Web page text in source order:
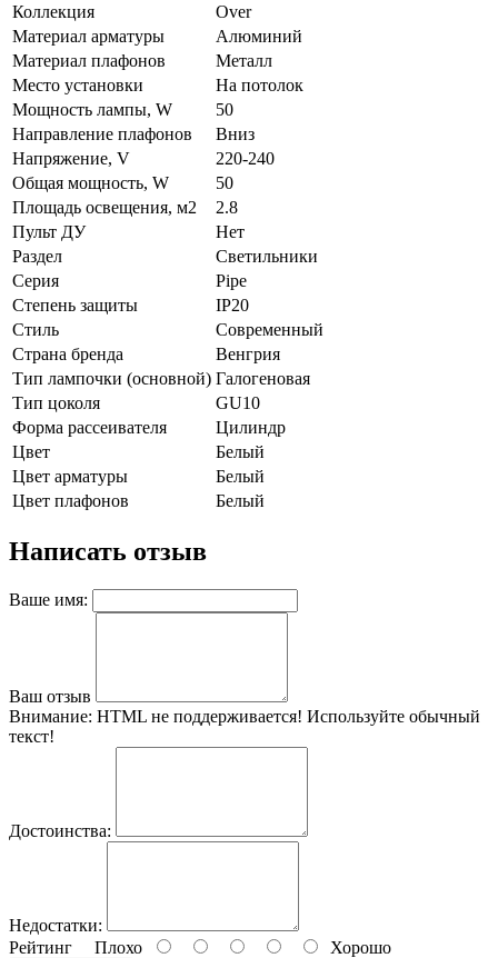
Коллекция
Over
Материал арматуры
Алюминий
Материал плафонов
Металл
Место установки
На потолок
Мощность лампы, W
50
Направление плафонов
Вниз
Напряжение, V
220-240
Общая мощность, W
50
Площадь освещения, м2
2.8
Пульт ДУ
Нет
Раздел
Светильники
Серия
Pipe
Степень защиты
IP20
Стиль
Современный
Страна бренда
Венгрия
Тип лампочки (основной) Галогеновая
Тип цоколя
GU10
Форма рассеивателя
Цилиндр
Цвет
Белый
Цвет арматуры
Белый
Цвет плафонов
Белый
Написать отзыв
Ваше имя:
Ваш отзыв
Внимание: HTML не поддерживается! Используйте обычный
текст!
Достоинства:
Недостатки:
Рейтинг Плохо Хорошо